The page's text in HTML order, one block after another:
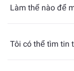
Làm thế nào để
Tôi có thể tìm tin